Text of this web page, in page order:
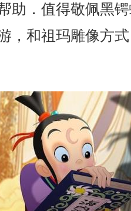
助．值得敬佩黑
，和祖玛雕像方